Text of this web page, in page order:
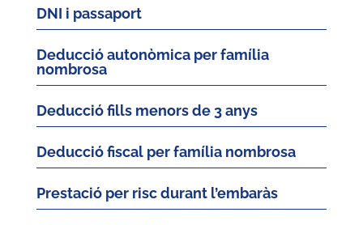
DNI i passaport
Deducció autonòmica per família
nombrosa
Deducció fills menors de 3 anys
Deducció fiscal per família nombrosa
Prestació per risc durant l’embaràs